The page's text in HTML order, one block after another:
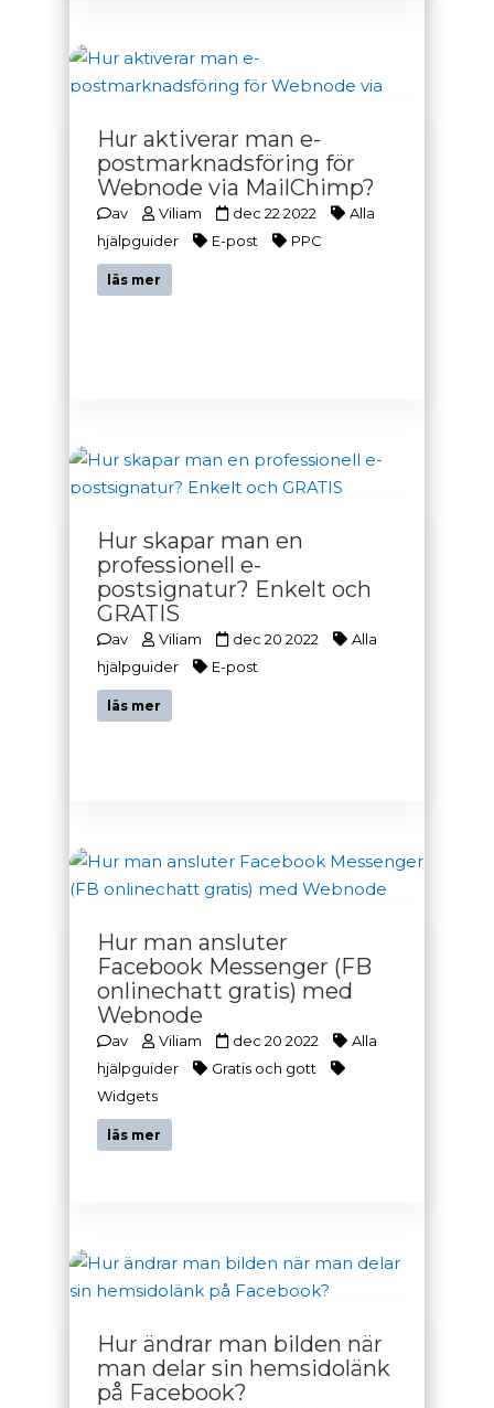
Hur aktiverar man e-
postmarknadsföring för
Webnode via MailChimp?
av Viliam dec 22 2022
Alla
hjälpguider
E-post PPC
läs mer
Hur skapar man en
professionell e-
postsignatur? Enkelt och
GRATIS
av Viliam dec 20 2022
Alla
hjälpguider
E-post
läs mer
Hur man ansluter
Facebook Messenger (FB
onlinechatt gratis) med
Webnode
av Viliam dec 20 2022
Alla
hjälpguider
Gratis och gott
Widgets
läs mer
Hur ändrar man bilden när
man delar sin hemsidolänk
på Facebook?